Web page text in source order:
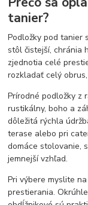
tanier?
Podložky pod tanier
stôl čistejší, chránia
zjednotia celé
rozkladať celý
Prírodné podložky z
rustikálny, boho a
dôležitá rýchla
terase alebo pri
domáce stolovanie,
jemnejší vzhľad.
Pri výbere myslite
prestierania.